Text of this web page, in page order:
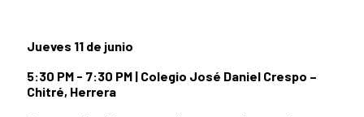
Jueves 11 de junio
5:30 PM - 7:30 PM | Colegio José Daniel Crespo –
Chitré, Herrera